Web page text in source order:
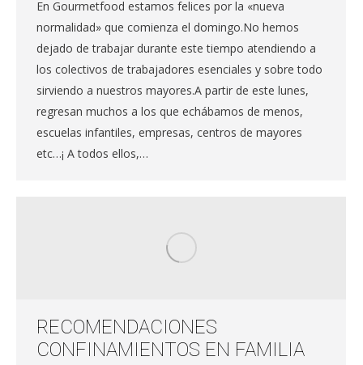
En Gourmetfood estamos felices por la «nueva
normalidad» que comienza el domingo.No hemos
dejado de trabajar durante este tiempo atendiendo a
los colectivos de trabajadores esenciales y sobre todo
sirviendo a nuestros mayores.A partir de este lunes,
regresan muchos a los que echábamos de menos,
escuelas infantiles, empresas, centros de mayores
etc…¡ A todos ellos,…
RECOMENDACIONES
CONFINAMIENTOS EN FAMILIA